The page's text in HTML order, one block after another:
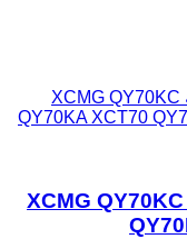
شاحنة رافعة XCMG QY70KC
QY70KA XCT70
XCMG